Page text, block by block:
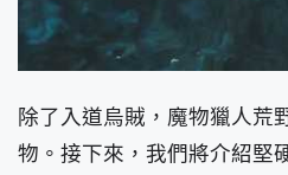
除了入道烏賊，魔物獵人荒
物。接下來，我們將介紹堅